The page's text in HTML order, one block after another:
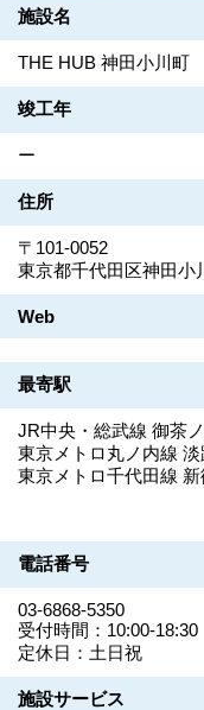
施設名
THE HUB 神田小川町
竣工年
ー
住所
〒101-0052
東京都千代田区神田小
Web
最寄駅
JR中央・総武線 御茶
東京メトロ丸ノ内線
東京メトロ千代田線
電話番号
03-6868-5350
受付時間：10:00-18:30
定休日：土日祝
施設サービス